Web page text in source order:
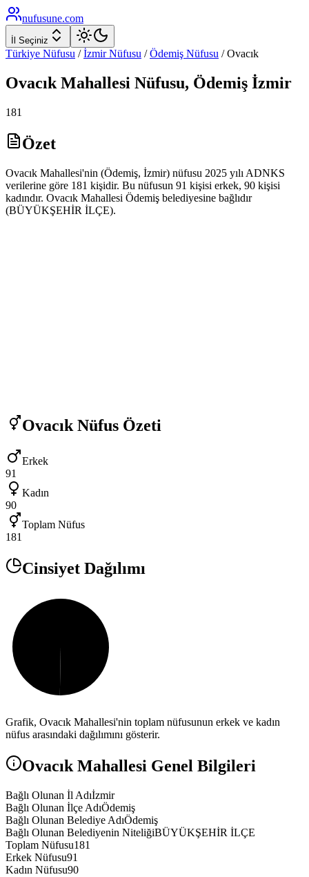
nufusune.com
İl Seçiniz
Türkiye Nüfusu / İzmirNüfusu / Ödemiş Nüfusu /Ovacık
Ovacık Mahallesi Nüfusu, Ödemiş İzmir
181
Özet
Ovacık Mahallesi'nin (Ödemiş, İzmir) nüfusu 2025 yılı ADNKS
verilerine göre 181 kişidir. Bu nüfusun 91 kişisi erkek, 90 kişisi
kadındır. Ovacık Mahallesi Ödemiş belediyesine bağlıdır
(BÜYÜKŞEHİR İLÇE).
Ovacık Nüfus Özeti
Erkek
91
Kadın
90
Toplam Nüfus
181
Cinsiyet Dağılımı
Grafik, Ovacık Mahallesi'nin toplam nüfusunun erkek ve kadın
nüfus arasındaki dağılımını gösterir.
Ovacık Mahallesi Genel Bilgileri
Bağlı Olunan İl Adıİzmir
Bağlı Olunan İlçe AdıÖdemiş
Bağlı Olunan Belediye AdıÖdemiş
Bağlı Olunan Belediyenin NiteliğiBÜYÜKŞEHİR İLÇE
Toplam Nüfusu181
Erkek Nüfusu91
Kadın Nüfusu90